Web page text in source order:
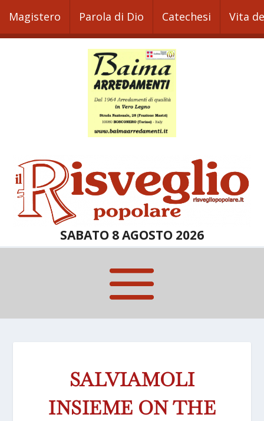
Magistero Parola di Dio Catechesi Vita
SABATO 8 AGOSTO 2026
SALVIAMOLI
INSIEME ON THE